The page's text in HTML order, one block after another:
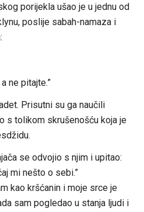
porijekla ušao je u jednu od
poslije sabah-namaza i
ne pitajte.”
Prisutni su ga naučili
s tolikom skrušenošću koja je
se odvojio s njim i upitao:
mi nešto o sebi.”
kao kršćanin i moje srce je
sam pogledao u stanja ljudi i